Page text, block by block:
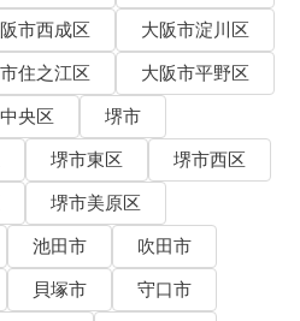
市西成区
大阪市淀川区
住之江区
大阪市平野区
央区
堺市
堺市東区
堺市西区
堺市美原区
池田市
吹田市
貝塚市
守口市